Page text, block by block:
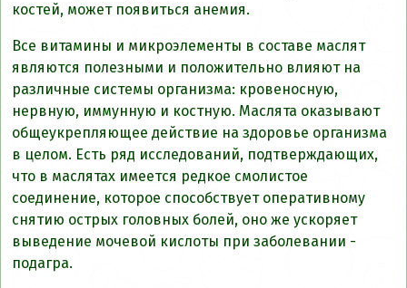
костей, может появиться анемия.
Все витамины и микроэлементы в составе маслят
являются полезными и положительно влияют на
различные системы организма: кровеносную,
нервную, иммунную и костную. Маслята оказывают
общеукрепляющее действие на здоровье организма
в целом. Есть ряд исследований, подтверждающих,
что в маслятах имеется редкое смолистое
соединение, которое способствует оперативному
снятию острых головных болей, оно же ускоряет
выведение мочевой кислоты при заболевании -
подагра.